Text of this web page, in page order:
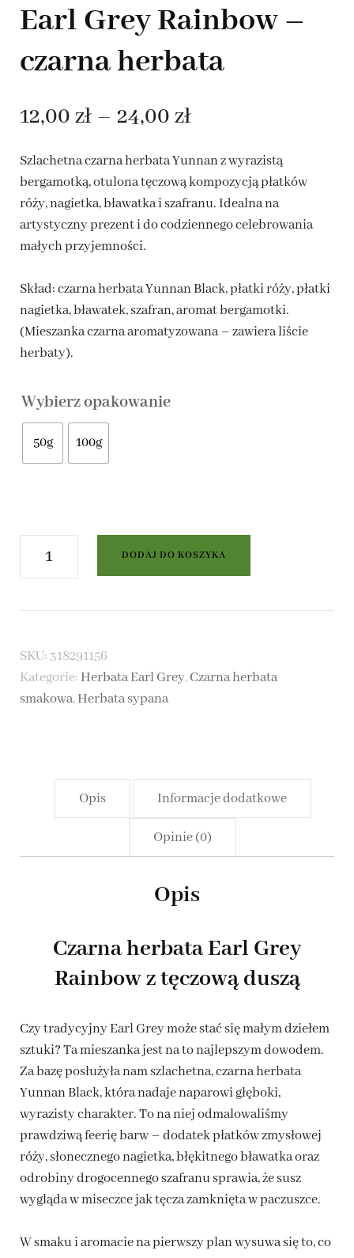
Earl Grey Rainbow –
czarna herbata
12,00 zł – 24,00 złZakres
cen:
od
12,00 zł
24,00 zł
Szlachetna czarna herbata Yunnan z wyrazistą
bergamotką, otulona tęczową kompozycją płatków
róży, nagietka, bławatka i szafranu. Idealna na
artystyczny prezent i do codziennego celebrowania
małych przyjemności.
Skład: czarna herbata Yunnan Black, płatki róży, płatki
nagietka, bławatek, szafran, aromat bergamotki.
(Mieszanka czarna aromatyzowana – zawiera liście
herbaty).
Wybierz opakowanie
50g 100g
ilość
Earl
Grey
-
czarna
DODAJ DO KOSZYKA
SKU: 318291156
Kategorie: Herbata Earl Grey,Czarna herbata
smakowa,Herbata sypana
Opis Informacje dodatkowe
Opinie (0)
Opis
Czarna herbata Earl Grey
Rainbow z tęczową duszą
Czy tradycyjny Earl Grey może stać się małym dziełem
sztuki? Ta mieszanka jest na to najlepszym dowodem.
Za bazę posłużyła nam szlachetna, czarna herbata
Yunnan Black, która nadaje naparowi głęboki,
wyrazisty charakter. To na niej odmalowaliśmy
prawdziwą feerię barw – dodatek płatków zmysłowej
róży, słonecznego nagietka, błękitnego bławatka oraz
odrobiny drogocennego szafranu sprawia, że susz
wygląda w miseczce jak tęcza zamknięta w paczuszce.
W smaku i aromacie na pierwszy plan wysuwa się to, co